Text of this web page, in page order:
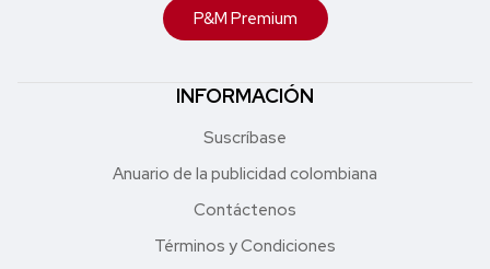
P&M Premium
INFORMACIÓN
Suscríbase
Anuario de la publicidad colombiana
Contáctenos
Términos y Condiciones